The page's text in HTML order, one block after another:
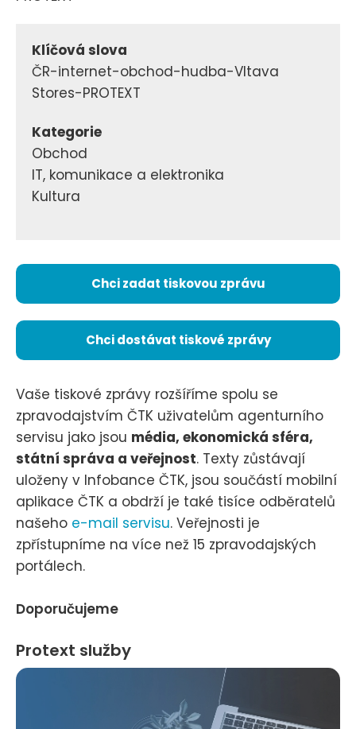
Klíčová slova
ČR-internet-obchod-hudba-Vltava
Stores-PROTEXT
Kategorie
Obchod
IT, komunikace a elektronika
Kultura
Chci zadat tiskovou zprávu
Chci dostávat tiskové zprávy
Vaše tiskové zprávy rozšíříme spolu se
zpravodajstvím ČTK uživatelům agenturního
servisu jako jsou média, ekonomická sféra,
státní správa a veřejnost. Texty zůstávají
uloženy v Infobance ČTK, jsou součástí mobilní
aplikace ČTK a obdrží je také tisíce odběratelů
našeho e-mail servisu. Veřejnosti je
zpřístupníme na více než 15 zpravodajských
portálech.
Doporučujeme
Protext služby